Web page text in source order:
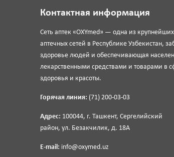
Контактная информация
Сеть аптек «OXYmed» — одна из
аптечных сетей в Республике Узбекистан,
здоровье людей и обеспечивающая
лекарственными средствами и товарами в
здоровья и красоты.
Горячая линия: (71) 200-03-03
Адрес: 100044, г. Ташкент, Сергелийский
район, ул. Безакчилик, д. 18А
E-mail: info@oxymed.uz